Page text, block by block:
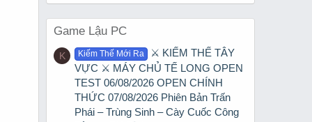
Game Lậu PC
K Kiếm Thế Mới Ra
⚔️ KIẾM THẾ TÂY
VỰC ⚔️ MÁY CHỦ TẾ LONG OPEN
TEST 06/08/2026 OPEN CHÍNH
THỨC 07/08/2026 Phiên Bản Trấn
Phái – Trùng Sinh – Cày Cuốc Công